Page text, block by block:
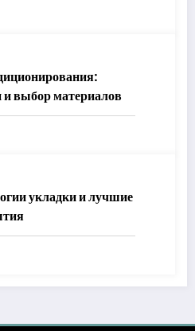
и выбор материалов
укладки и лучшие